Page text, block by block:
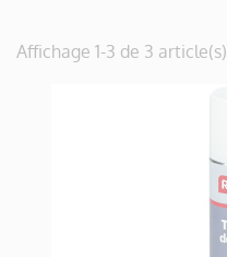
Affichage 1-3 de 3 article(s)